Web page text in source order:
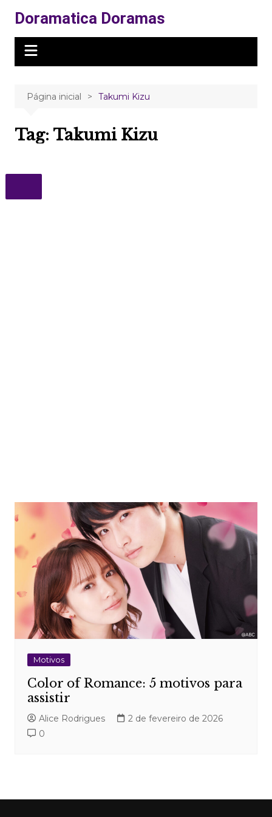
para
conteúdo
Doramatica Doramas
Página inicial Takumi Kizu
Tag: Takumi Kizu
Motivos
Color of Romance: 5 motivos para
assistir
Alice Rodrigues
2 de fevereiro de 2026
0